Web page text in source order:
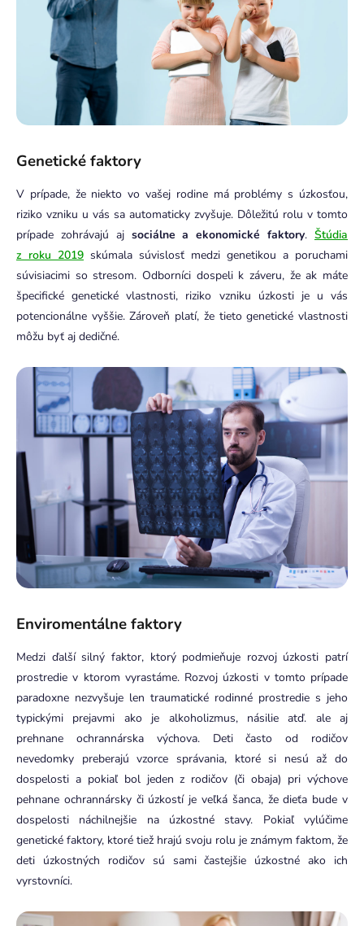
Genetické faktory
V prípade, že niekto vo vašej rodine má problémy s úzkosťou,
riziko vzniku u vás sa automaticky zvyšuje. Dôležitú rolu v tomto
prípade zohrávajú aj sociálne a ekonomické faktory.Štúdia
z roku 2019 skúmala súvislosť medzi genetikou a poruchami
súvisiacimi so stresom. Odborníci dospeli k záveru, že ak máte
špecifické genetické vlastnosti, riziko vzniku úzkosti je u vás
potencionálne vyššie. Zároveň platí, že tieto genetické vlastnosti
môžu byť aj dedičné.
Enviromentálne faktory
Medzi ďalší silný faktor, ktorý podmieňuje rozvoj úzkosti patrí
prostredie v ktorom vyrastáme. Rozvoj úzkosti v tomto prípade
paradoxne nezvyšuje len traumatické rodinné prostredie s jeho
typickými prejavmi ako je alkoholizmus, násilie atď. ale aj
prehnane ochrannárska výchova. Deti často od rodičov
nevedomky preberajú vzorce správania, ktoré si nesú až do
dospelosti a pokiaľ bol jeden z rodičov (či obaja) pri výchove
pehnane ochrannársky či úzkostí je veľká šanca, že dieťa bude v
dospelosti náchilnejšie na úzkostné stavy. Pokiaľ vylúčime
genetické faktory, ktoré tiež hrajú svoju rolu je známym faktom, že
deti úzkostných rodičov sú sami častejšie úzkostné ako ich
vyrstovníci.